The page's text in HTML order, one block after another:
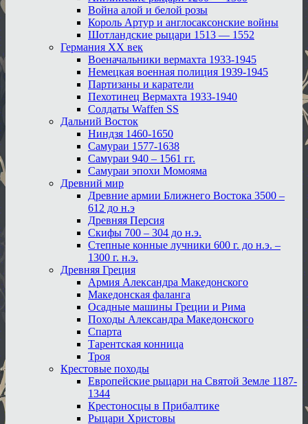
Война алой и белой розы
Король Артур и англосаксонские войны
Шотландские рыцари 1513 — 1552
Германия XX век
Военачальники вермахта 1933-1945
Немецкая военная полиция 1939-1945
Партизаны и каратели
Пехотинец Вермахта 1933-1940
Солдаты Waffen SS
Дальний Восток
Ниндзя 1460-1650
Самураи 1577-1638
Самураи 940 – 1561 гг.
Самураи эпохи Момояма
Древний мир
Древние армии Ближнего Востока 3500 –
612 до н.э
Древняя Персия
Скифы 700 – 304 до н.э.
Степные конные лучники 600 г. до н.э. –
1300 г. н.э.
Древняя Греция
Армия Александра Македонского
Македонская фаланга
Осадные машины Греции и Рима
Походы Александра Македонского
Спарта
Тарентская конница
Троя
Крестовые походы
Европейские рыцари на Святой Земле 1187-
1344
Крестоносцы в Прибалтике
Рыцари Христовы